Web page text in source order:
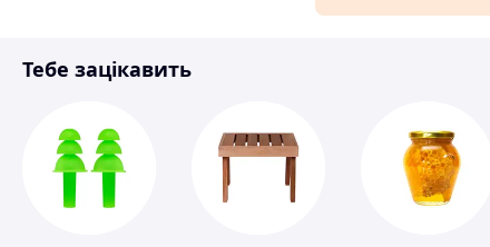
Спорт і відпочинок
Тебе зацікавить